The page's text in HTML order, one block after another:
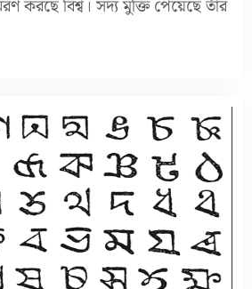
করছে বিশ্ব। সদ্য মুক্তি পেয়েছে তাঁর